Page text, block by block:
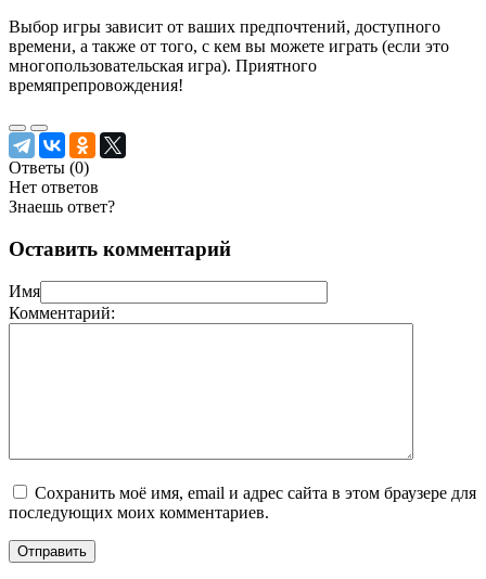
Выбор игры зависит от ваших предпочтений, доступного
времени, а также от того, с кем вы можете играть (если это
многопользовательская игра). Приятного
времяпрепровождения!
Ответы (0)
Нет ответов
Знаешь ответ?
Оставить комментарий
Имя
Комментарий:
Сохранить моё имя, email и адрес сайта в этом браузере для
последующих моих комментариев.